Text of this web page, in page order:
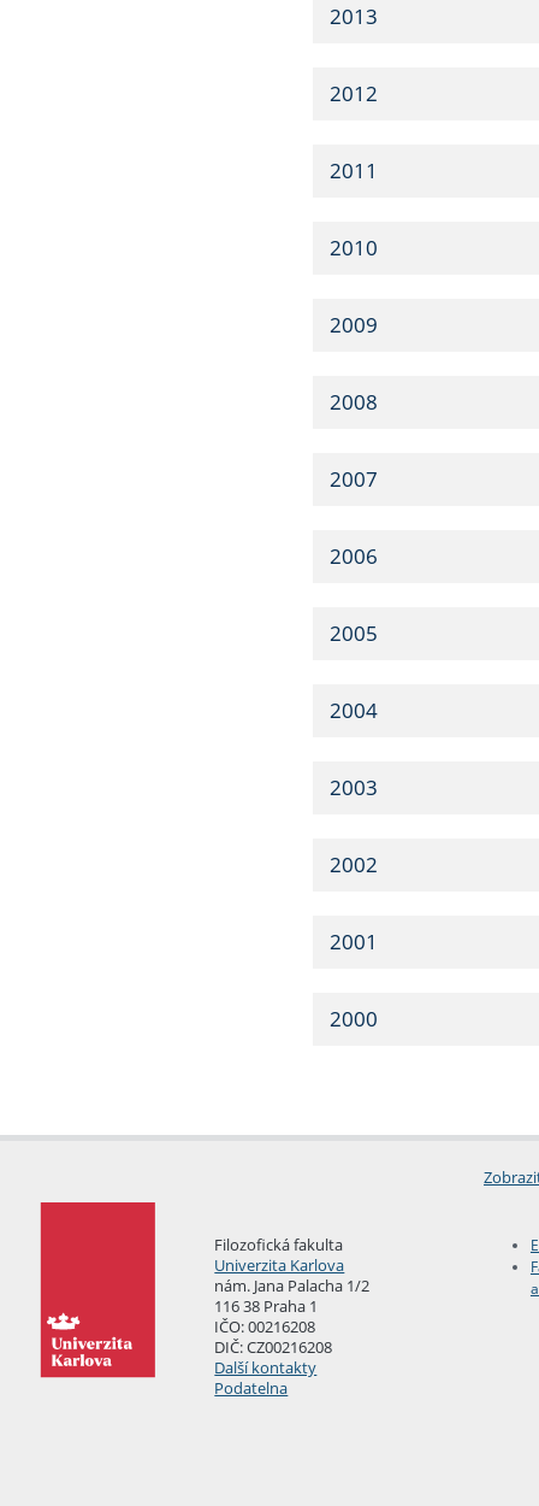
2013
2012
2011
2010
2009
2008
2007
2006
2005
2004
2003
2002
2001
2000
Filozofická fakulta
Univerzita Karlova
nám. Jana Palacha 1/2
116 38 Praha 1
IČO: 00216208
DIČ: CZ00216208
Další kontakty
Podatelna